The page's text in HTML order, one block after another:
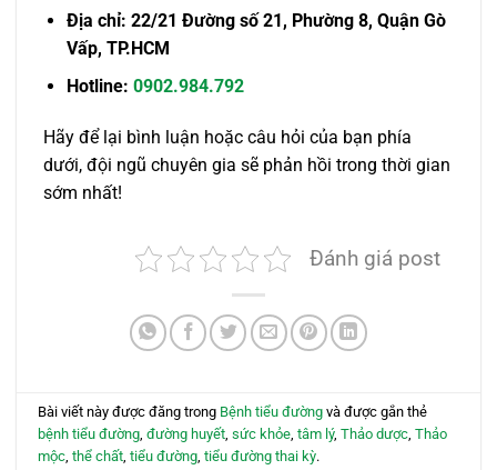
Địa chỉ: 22/21 Đường số 21, Phường 8, Quận Gò
Vấp, TP.HCM
Hotline: 0902.984.792
Hãy để lại bình luận hoặc câu hỏi của bạn phía
dưới, đội ngũ chuyên gia sẽ phản hồi trong thời gian
sớm nhất!
Đánh giá post
Bài viết này được đăng trong Bệnh tiểu đường và được gắn thẻ
bệnh tiểu đường ,đường huyết ,sức khỏe ,tâm lý,Thảo dược ,Thảo
mộc ,thể chất ,tiểu đường ,tiểu đường thai kỳ.